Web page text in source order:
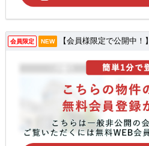
会員限定 NEW 【会員様限定で公開中！】